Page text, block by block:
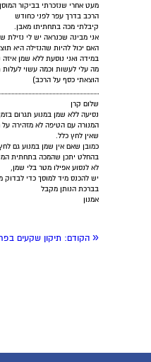
מעט אחרי שנזכרתי בביקור
הרכב בדרך עפר לפני כחודש
קיבלתי מכה בתחתיתו מאבן.
אני מבינה שכנראה יש לי נזילת
האם יכול להיות שהנזילה היא
במידה ואני נוסעת ללא שמן איזה
מה עלי לעשות וכמה עשוי לעלות
הוצאתי כסף על הרכב)
שלום קרן
נסיעה ללא שמן במנוע תגרום
המנורה עם הטיפה לא מזהירה
שאין לחץ כלל.
כמובן שאם אין שמן במנוע גם
בהחלט יתכן שהמכה בתחתית
לא לנסוע אפילו מטר בלי שמן,
יש להכנס מיד למוסך כדי לבדוק
בברכת הנותן מקבל
אמנון
« הקודם: תיקון שקעים